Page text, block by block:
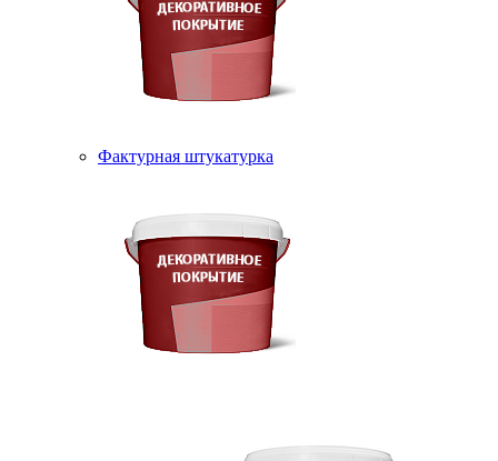
Фактурная штукатурка